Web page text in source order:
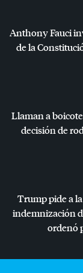
Anthony Fauci
de la
Llaman a
decisión de
Trump pide a
indemnización
ordenó